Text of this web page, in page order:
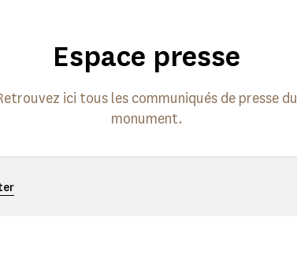
Espace presse
ici tous les communiqués de presse du
monument.